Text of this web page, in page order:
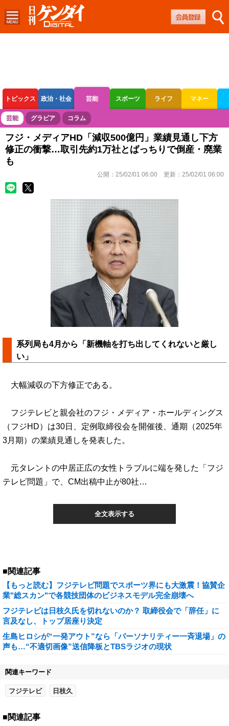
トピックス 政治・社会 芸能 スポーツ ライフ マネー
ボートレース 競輪 オートレース
芸能 グラビア コラム
フジ・メディアHD「減収500億円」業績見通し下方
修正の衝撃…取引先約1万社とばっちりで倒産・廃業
も
公開： 25/02/01 06:00 更新： 25/02/01 06:00
系列局も4月から「新機軸を打ち出してくれないと厳し
い」
大幅減収の下方修正である。
フジテレビと親会社のフジ・メディア・ホールディングス
（フジHD）は30日、定例取締役会を開催後、通期（2025年
3月期）の業績見通しを発表した。
元タレントの中居正広の女性トラブルに端を発した「フジ
テレビ問題」で、CM出稿中止が80社…
全文表示する
■関連記事
【もっと読む】フジテレビ問題でスポーツ界にも大激震！協賛企
業"総スカン"で各競技団体のビジネスモデル完全崩壊へ
フジテレビは日枝久氏を切れないのか？ 取締役会で「辞任」に
言及なし、トップ居座り決定
生島ヒロシが“一発アウト”なら「パーソナリティー一斉退場」の
声も…“不適切画像”送信降板とTBSラジオの現状
関連キーワード
フジテレビ 日枝久
■関連記事